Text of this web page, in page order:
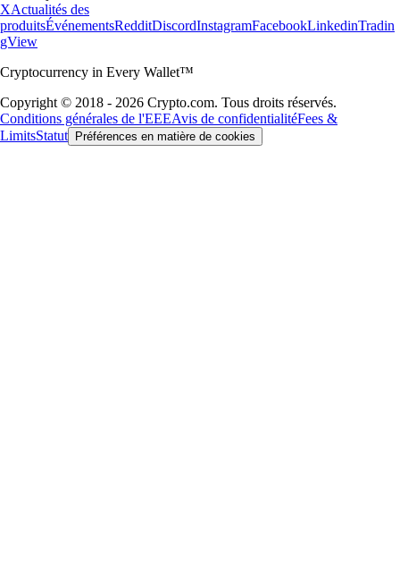
XActualités des
produitsÉvénementsRedditDiscordInstagramFacebookLinkedinTradin
gView
Cryptocurrency in Every Wallet™
Copyright © 2018 - 2026 Crypto.com. Tous droits réservés.
Conditions générales de l'EEEAvis de confidentialitéFees &
LimitsStatut Préférences en matière de cookies